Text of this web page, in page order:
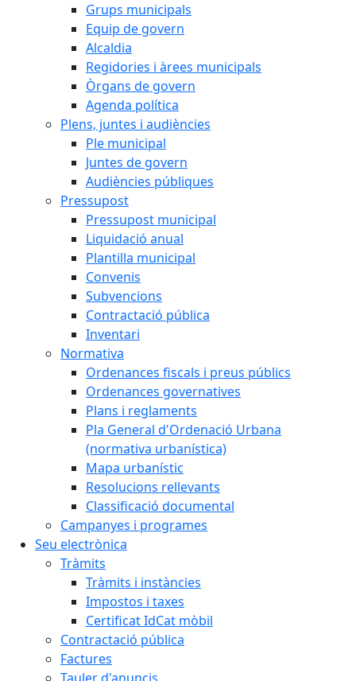
Grups municipals
Equip de govern
Alcaldia
Regidories i àrees municipals
Òrgans de govern
Agenda política
Plens, juntes i audiències
Ple municipal
Juntes de govern
Audiències públiques
Pressupost
Pressupost municipal
Liquidació anual
Plantilla municipal
Convenis
Subvencions
Contractació pública
Inventari
Normativa
Ordenances fiscals i preus públics
Ordenances governatives
Plans i reglaments
Pla General d'Ordenació Urbana
(normativa urbanística)
Mapa urbanístic
Resolucions rellevants
Classificació documental
Campanyes i programes
Seu electrònica
Tràmits
Tràmits i instàncies
Impostos i taxes
Certificat IdCat mòbil
Contractació pública
Factures